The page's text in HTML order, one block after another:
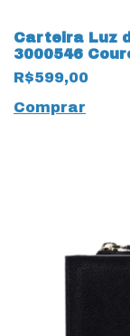
Carteira Luz
3000546
Natural
19833 Cacau
R$599,00
Comprar